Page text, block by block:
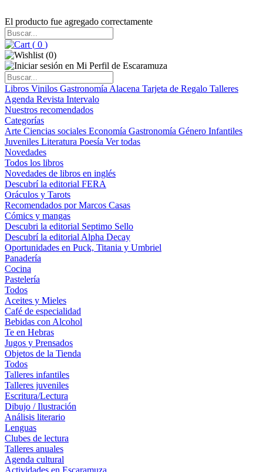
El producto fue agregado correctamente
( 0 )
(0)
Libros Vinilos Gastronomía Alacena Tarjeta de Regalo Talleres
Agenda Revista Intervalo
Nuestros recomendados
Categorías
Arte Ciencias sociales Economía Gastronomía Género Infantiles
Juveniles Literatura Poesía Ver todas
Novedades
Todos los libros
Novedades de libros en inglés
Descubrí la editorial FERA
Oráculos y Tarots
Recomendados por Marcos Casas
Cómics y mangas
Descubri la editorial Septimo Sello
Descubrí la editorial Alpha Decay
Oportunidades en Puck, Titania y Umbriel
Panadería
Cocina
Pastelería
Todos
Aceites y Mieles
Café de especialidad
Bebidas con Alcohol
Te en Hebras
Jugos y Prensados
Objetos de la Tienda
Todos
Talleres infantiles
Talleres juveniles
Escritura/Lectura
Dibujo / Ilustración
Análisis literario
Lenguas
Clubes de lectura
Talleres anuales
Agenda cultural
Actividades en Escaramuza